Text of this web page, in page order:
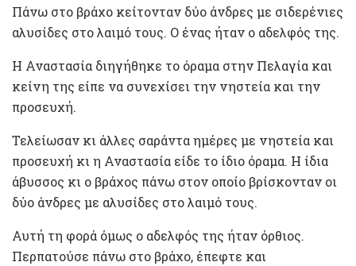
Πάνω στο βράχο κείτονταν δύο άνδρες με σιδερένιες
αλυσίδες στο λαιμό τους. Ο ένας ήταν ο αδελφός της.
Η Αναστασία διηγήθηκε το όραμα στην Πελαγία και
κείνη της είπε να συνεχίσει την νηστεία και την
προσευχή.
Τελείωσαν κι άλλες σαράντα ημέρες με νηστεία και
προσευχή κι η Αναστασία είδε το ίδιο όραμα. Η ίδια
άβυσσος κι ο βράχος πάνω στον οποίο βρίσκονταν οι
δύο άνδρες με αλυσίδες στο λαιμό τους.
Αυτή τη φορά όμως ο αδελφός της ήταν όρθιος.
Περπατούσε πάνω στο βράχο, έπεφτε και